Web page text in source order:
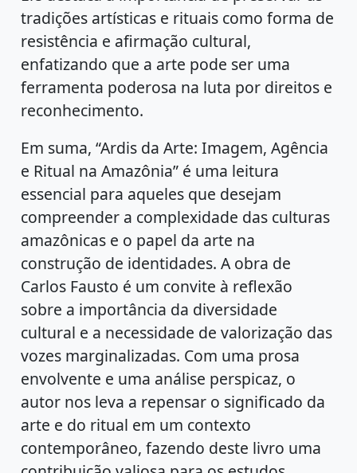
tradições artísticas e rituais como forma de
resistência e afirmação cultural,
enfatizando que a arte pode ser uma
ferramenta poderosa na luta por direitos e
reconhecimento.
Em suma, “Ardis da Arte: Imagem, Agência
e Ritual na Amazônia” é uma leitura
essencial para aqueles que desejam
compreender a complexidade das culturas
amazônicas e o papel da arte na
construção de identidades. A obra de
Carlos Fausto é um convite à reflexão
sobre a importância da diversidade
cultural e a necessidade de valorização das
vozes marginalizadas. Com uma prosa
envolvente e uma análise perspicaz, o
autor nos leva a repensar o significado da
arte e do ritual em um contexto
contemporâneo, fazendo deste livro uma